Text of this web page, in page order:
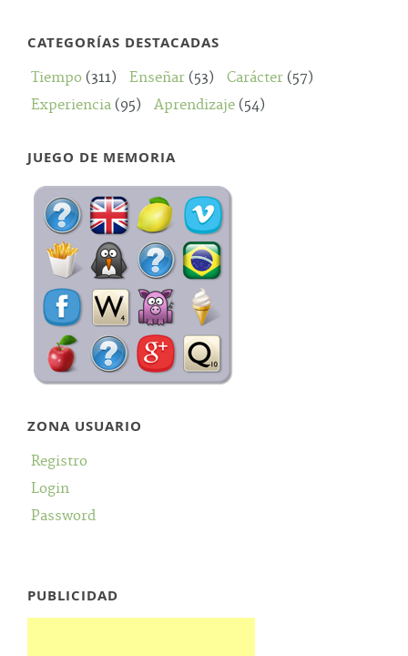
CATEGORÍAS DESTACADAS
Tiempo (311) Enseñar (53) Carácter (57)
Experiencia (95) Aprendizaje (54)
JUEGO DE MEMORIA
ZONA USUARIO
Registro
Login
Password
PUBLICIDAD